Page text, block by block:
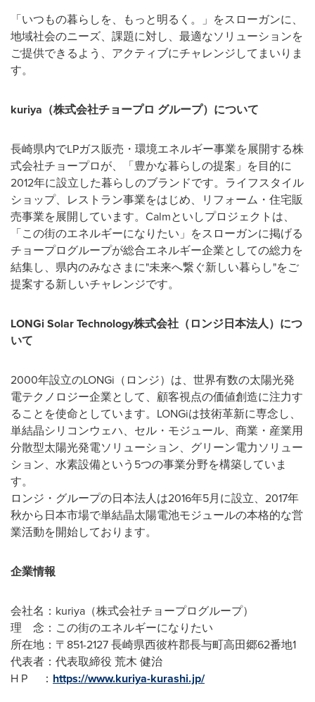
「いつもの暮らしを、もっと明るく。」をスローガンに、
地域社会のニーズ、課題に対し、最適なソリューションを
ご提供できるよう、アクティブにチャレンジしてまいりま
す。
kuriya（株式会社チョープロ グループ）について
長崎県内でLPガス販売・環境エネルギー事業を展開する株
式会社チョープロが、「豊かな暮らしの提案」を目的に
2012年に設立した暮らしのブランドです。ライフスタイル
ショップ、レストラン事業をはじめ、リフォーム・住宅販
売事業を展開しています。Calmといしプロジェクトは、
「この街のエネルギーになりたい」をスローガンに掲げる
チョープログループが総合エネルギー企業としての総力を
結集し、県内のみなさまに"未来へ繋ぐ新しい暮らし"をご
提案する新しいチャレンジです。
LONGi Solar Technology株式会社（ロンジ日本法人）につ
いて
2000年設立のLONGi（ロンジ）は、世界有数の太陽光発
電テクノロジー企業として、顧客視点の価値創造に注力す
ることを使命としています。LONGiは技術革新に専念し、
単結晶シリコンウェハ、セル・モジュール、商業・産業用
分散型太陽光発電ソリューション、グリーン電力ソリュー
ション、水素設備という5つの事業分野を構築していま
す。
ロンジ・グループの日本法人は2016年5月に設立、2017年
秋から日本市場で単結晶太陽電池モジュールの本格的な営
業活動を開始しております。
企業情報
会社名：kuriya（株式会社チョープログループ）
理 念：この街のエネルギーになりたい
所在地：〒851-2127 長崎県西彼杵郡長与町高田郷62番地1
代表者：代表取締役 荒木 健治
H P ： https://www.kuriya-kurashi.jp/